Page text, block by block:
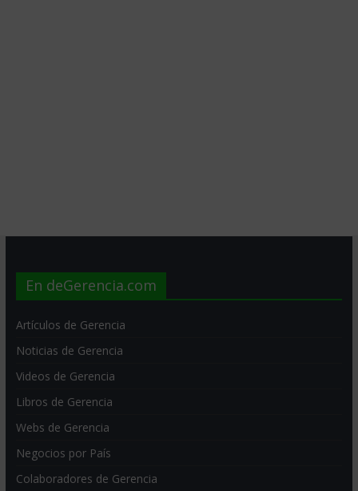
En deGerencia.com
Artículos de Gerencia
Noticias de Gerencia
Videos de Gerencia
Libros de Gerencia
Webs de Gerencia
Negocios por País
Colaboradores de Gerencia